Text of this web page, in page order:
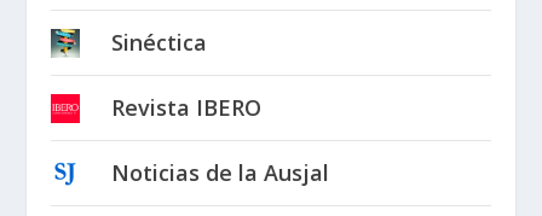
Sinéctica
Revista IBERO
Noticias de la Ausjal